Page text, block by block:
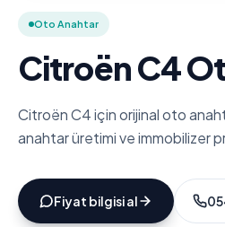
Oto Anahtar
Citroën C4
Citroën C4 için orijinal oto
anahtar üretimi ve immobilizer
Fiyat bilgisi al